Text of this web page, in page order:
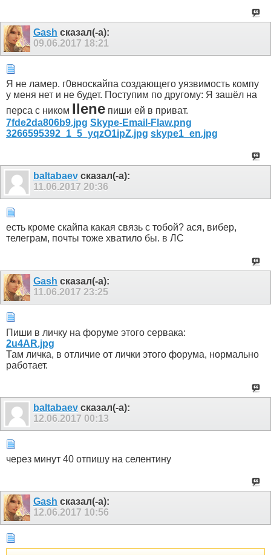
Gash сказал(-а):
09.06.2017 18:21
Я не ламер. г0вноскайпа создающего уязвимость компу
у меня нет и не будет. Поступим по другому: Я зашёл на
перса с ником Ilene пиши ей в приват.
7fde2da806b9.jpg Skype-Email-Flaw.png
3266595392_1_5_yqzO1ipZ.jpg skype1_en.jpg
baltabaev сказал(-а):
11.06.2017 20:36
есть кроме скайпа какая связь с тобой? ася, вибер,
телеграм, почты тоже хватило бы. в ЛС
Gash сказал(-а):
11.06.2017 23:25
Пиши в личку на форуме этого сервака:
2u4AR.jpg
Там личка, в отличие от лички этого форума, нормально
работает.
baltabaev сказал(-а):
12.06.2017 00:13
через минут 40 отпишу на селентину
Gash сказал(-а):
12.06.2017 10:56